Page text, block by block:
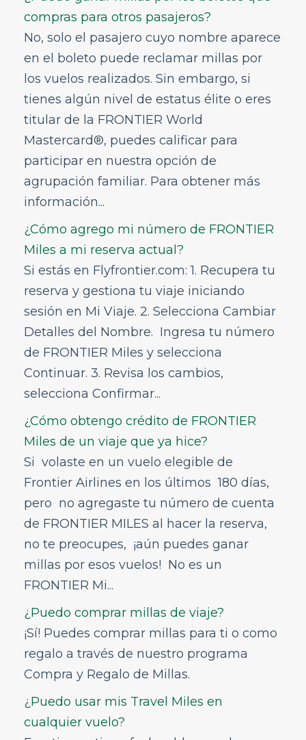
compras para otros pasajeros?
No, solo el pasajero cuyo nombre aparece
en el boleto puede reclamar millas por
los vuelos realizados. Sin embargo, si
tienes algún nivel de estatus élite o eres
titular de la FRONTIER World
Mastercard®, puedes calificar para
participar en nuestra opción de
agrupación familiar. Para obtener más
información...
¿Cómo agrego mi número de FRONTIER
Miles a mi reserva actual?
Si estás en Flyfrontier.com: 1. Recupera tu
reserva y gestiona tu viaje iniciando
sesión en Mi Viaje. 2. Selecciona Cambiar
Detalles del Nombre. Ingresa tu número
de FRONTIER Miles y selecciona
Continuar. 3. Revisa los cambios,
selecciona Confirmar...
¿Cómo obtengo crédito de FRONTIER
Miles de un viaje que ya hice?
Si volaste en un vuelo elegible de
Frontier Airlines en los últimos 180 días,
pero no agregaste tu número de cuenta
de FRONTIER MILES al hacer la reserva,
no te preocupes, ¡aún puedes ganar
millas por esos vuelos! No es un
FRONTIER Mi...
¿Puedo comprar millas de viaje?
¡Sí! Puedes comprar millas para ti o como
regalo a través de nuestro programa
Compra y Regalo de Millas.
¿Puedo usar mis Travel Miles en
cualquier vuelo?